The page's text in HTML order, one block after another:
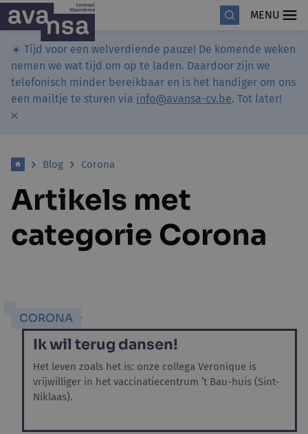
MENU
☀️ Tijd voor een welverdiende pauze! De komende weken
nemen we wat tijd om op te laden. Daardoor zijn we
telefonisch minder bereikbaar en is het handiger om ons
een mailtje te sturen via info@avansa-cv.be. Tot later!
Blog Corona
Artikels met
categorie Corona
CORONA
Ik wil terug dansen!
Het leven zoals het is: onze collega Veronique is
vrijwilliger in het vaccinatiecentrum ’t Bau-huis (Sint-
Niklaas).